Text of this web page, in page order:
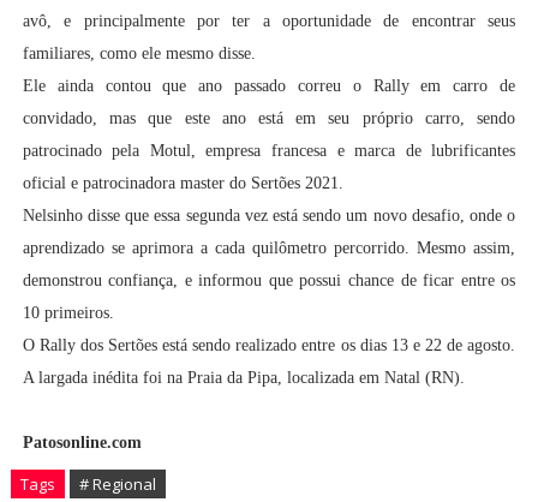
avô, e principalmente por ter a oportunidade de encontrar seus
familiares, como ele mesmo disse.
Ele ainda contou que ano passado correu o Rally em carro de
convidado, mas que este ano está em seu próprio carro, sendo
patrocinado pela Motul, empresa francesa e marca de lubrificantes
oficial e patrocinadora master do Sertões 2021.
Nelsinho disse que essa segunda vez está sendo um novo desafio, onde o
aprendizado se aprimora a cada quilômetro percorrido. Mesmo assim,
demonstrou confiança, e informou que possui chance de ficar entre os
10 primeiros.
O Rally dos Sertões está sendo realizado entre os dias 13 e 22 de agosto.
A largada inédita foi na Praia da Pipa, localizada em Natal (RN).
Patosonline.com
Tags # Regional